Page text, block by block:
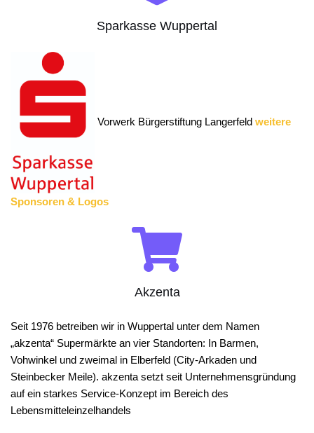
Sparkasse Wuppertal
Vorwerk Bürgerstiftung Langerfeld weitere
Sponsoren & Logos
Akzenta
Seit 1976 betreiben wir in Wuppertal unter dem Namen
„akzenta“ Supermärkte an vier Standorten: In Barmen,
Vohwinkel und zweimal in Elberfeld (City-Arkaden und
Steinbecker Meile). akzenta setzt seit Unternehmensgründung
auf ein starkes Service-Konzept im Bereich des
Lebensmitteleinzelhandels